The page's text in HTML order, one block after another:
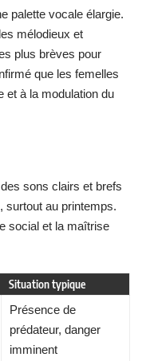
palette vocale élargie.
mélodieux et
plus brèves pour
que les femelles
et à la modulation du
sons clairs et brefs
surtout au printemps.
social et la maîtrise
Situation typique
Présence de
prédateur, danger
imminent